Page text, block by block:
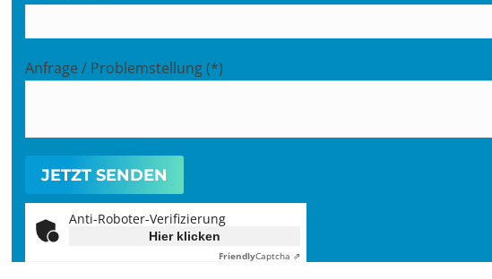
Anfrage / Problemstellung (*)
Anti-Roboter-Verifizierung
Hier klicken
FriendlyCaptcha ⇗